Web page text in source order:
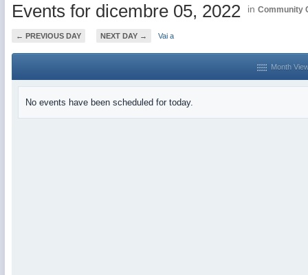
Events for dicembre 05, 2022 in Community
← PREVIOUS DAY NEXT DAY → Vai a
Month
No events have been scheduled for today.